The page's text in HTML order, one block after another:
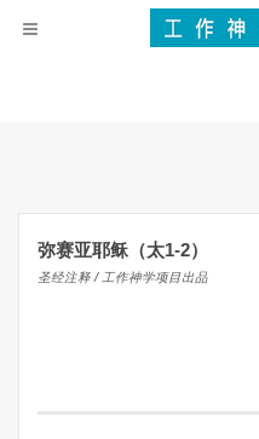
弥赛亚耶稣（太1-2）
圣经注释 / 工作神学项目出品